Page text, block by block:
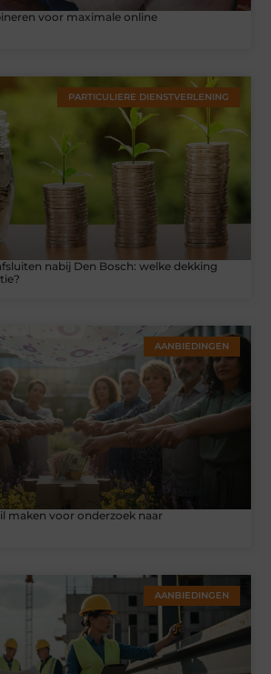
voor maximale online
PARTICULIERE DIENSTVERLENING
nabij Den Bosch: welke dekking
AANBIEDINGEN
maken voor onderzoek naar
AANBIEDINGEN